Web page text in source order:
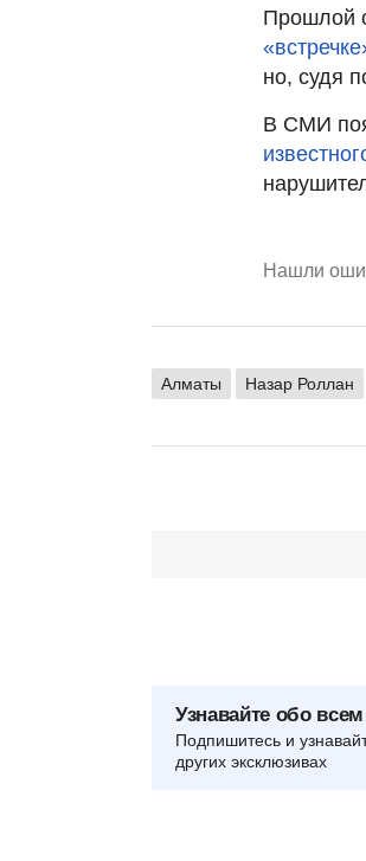
Прошлой
но, судя
В СМИ
Нашли
Алматы Назар Роллан
Узнавайте обо
Подпишитесь и
других эксклюзивах